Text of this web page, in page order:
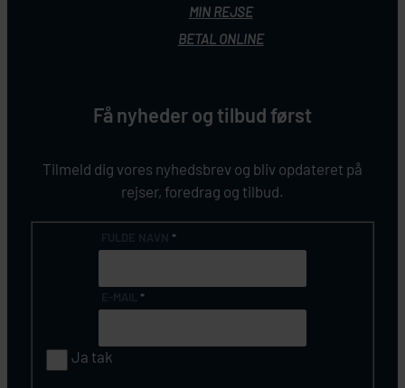
MIN REJSE
BETAL ONLINE
Få nyheder og tilbud først
Tilmeld dig vores nyhedsbrev og bliv opdateret på
rejser, foredrag og tilbud.
*
*
Ja tak